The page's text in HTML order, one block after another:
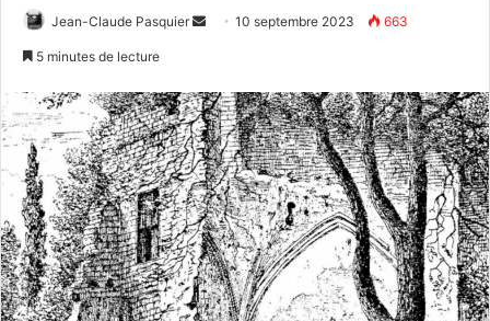
Jean-Claude Pasquier
o
y
e
r
u
n
c
o
u
10 septembre 2023 663
5 minutes de lecture